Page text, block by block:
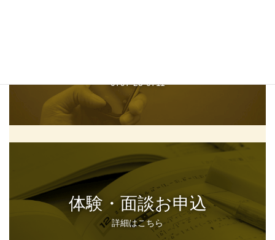
0797-23-0711
体験・面談お申込
詳細はこちら